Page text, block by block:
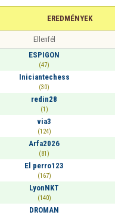
EREDMÉNYEK
Ellenfél
ESPIGON
(47)
Iniciantechess
(30)
redin28
(1)
via3
(124)
Arfa2026
(81)
El perro123
(167)
LyonNKT
(140)
DROMAN